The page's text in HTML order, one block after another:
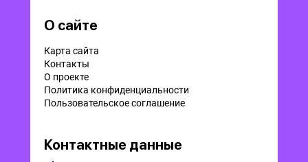
О сайте
Карта сайта
Контакты
О проекте
Политика конфиденциальности
Пользовательское соглашение
Контактные данные